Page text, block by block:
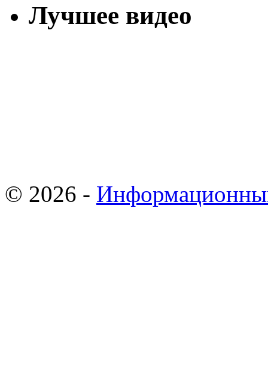
Лучшее видео
© 2026 -